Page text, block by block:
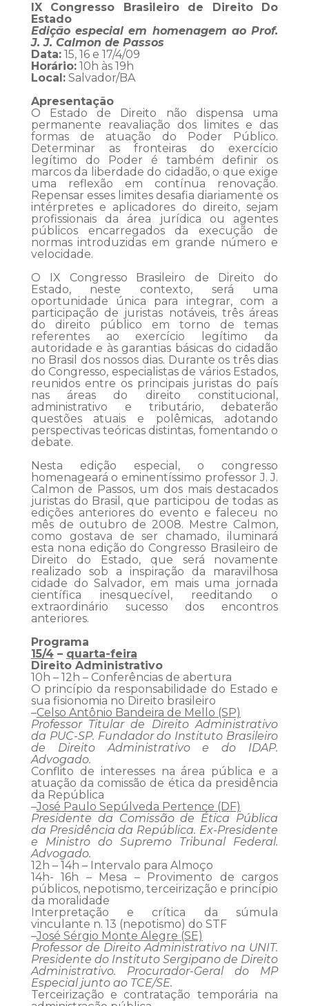
IX Congresso Brasileiro de Direito Do
Estado
Edição especial em homenagem ao Prof.
J. J. Calmon de Passos
Data:15, 16 e 17/4/09
Horário:10h às 19h
Local:Salvador/BA
Apresentação
O Estado de Direito não dispensa uma
permanente reavaliação dos limites e das
formas de atuação do Poder Público.
Determinar as fronteiras do exercício
legítimo do Poder é também definir os
marcos da liberdade do cidadão, o que exige
uma reflexão em contínua renovação.
Repensar esses limites desafia diariamente os
intérpretes e aplicadores do direito, sejam
profissionais da área jurídica ou agentes
públicos encarregados da execução de
normas introduzidas em grande número e
velocidade.
O IX Congresso Brasileiro de Direito do
Estado, neste contexto, será uma
oportunidade única para integrar, com a
participação de juristas notáveis, três áreas
do direito público em torno de temas
referentes ao exercício legítimo da
autoridade e às garantias básicas do cidadão
no Brasil dos nossos dias. Durante os três dias
do Congresso, especialistas de vários Estados,
reunidos entre os principais juristas do país
nas áreas do direito constitucional,
administrativo e tributário, debaterão
questões atuais e polêmicas, adotando
perspectivas teóricas distintas, fomentando o
debate.
Nesta edição especial, o congresso
homenageará o eminentíssimo professor J. J.
Calmon de Passos, um dos mais destacados
juristas do Brasil, que participou de todas as
edições anteriores do evento e faleceu no
mês de outubro de 2008. Mestre Calmon,
como gostava de ser chamado, iluminará
esta nona edição do Congresso Brasileiro de
Direito do Estado, que será novamente
realizado sob a inspiração da maravilhosa
cidade do Salvador, em mais uma jornada
científica inesquecível, reeditando o
extraordinário sucesso dos encontros
anteriores.
Programa
15/4– quarta-feira
Direito Administrativo
10h – 12h – Conferências de abertura
O princípio da responsabilidade do Estado e
sua fisionomia no Direito brasileiro
–Celso Antônio Bandeira de Mello (SP)
Professor Titular de Direito Administrativo
da PUC-SP. Fundador do Instituto Brasileiro
de Direito Administrativo e do IDAP.
Advogado.
Conflito de interesses na área pública e a
atuação da comissão de ética da presidência
da República
–José Paulo Sepúlveda Pertence (DF)
Presidente da Comissão de Ética Pública
da Presidência da República. Ex-Presidente
e Ministro do Supremo Tribunal Federal.
Advogado.
12h – 14h – Intervalo para Almoço
14h- 16h – Mesa – Provimento de cargos
públicos, nepotismo, terceirização e princípio
da moralidade
Interpretação e crítica da súmula
vinculante n. 13 (nepotismo) do STF
–José Sérgio Monte Alegre (SE)
Professor de Direito Administrativo na UNIT.
Presidente do Instituto Sergipano de Direito
Administrativo. Procurador-Geral do MP
Especial junto ao TCE/SE.
Terceirização e contratação temporária na